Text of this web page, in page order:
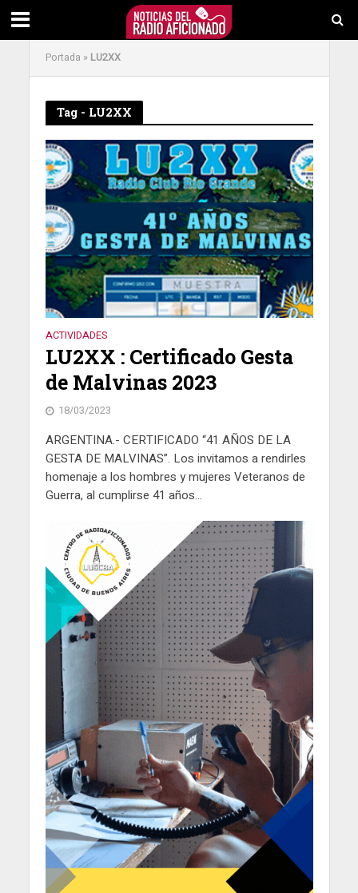
Portada » LU2XX
Tag - LU2XX
ACTIVIDADES
LU2XX : Certificado Gesta
de Malvinas 2023
18/03/2023
ARGENTINA.- CERTIFICADO “41 AÑOS DE LA
GESTA DE MALVINAS”. Los invitamos a rendirles
homenaje a los hombres y mujeres Veteranos de
Guerra, al cumplirse 41 años...